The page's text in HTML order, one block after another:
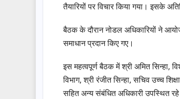
तैयारियों पर विचार किया गया। इसके
बैठक के दौरान नोडल अधिकारियों ने
समाधान प्रदान किए गए।
इस महत्वपूर्ण बैठक में श्री अमित सिन्हा,
विभाग, श्री रंजीत सिन्हा, सचिव उच्च
सहित अन्य संबंधित अधिकारी उपस्थित